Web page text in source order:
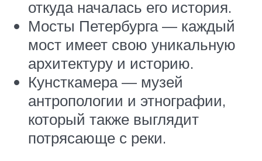
откуда началась его история.
Мосты Петербурга — каждый
мост имеет свою уникальную
архитектуру и историю.
Кунсткамера — музей
антропологии и этнографии,
который также выглядит
потрясающе с реки.